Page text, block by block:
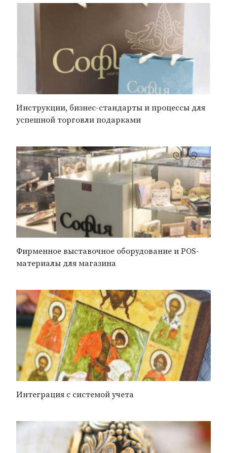
Инструкции, бизнес-стандарты и процессы для
успешной торговли подарками
Фирменное выставочное оборудование и POS-
материалы для магазина
Интеграция с системой учета